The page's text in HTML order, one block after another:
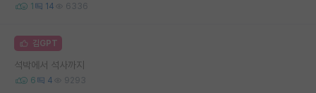
1 14 6336
김GPT
석박에서 석사까지
6 4 9293